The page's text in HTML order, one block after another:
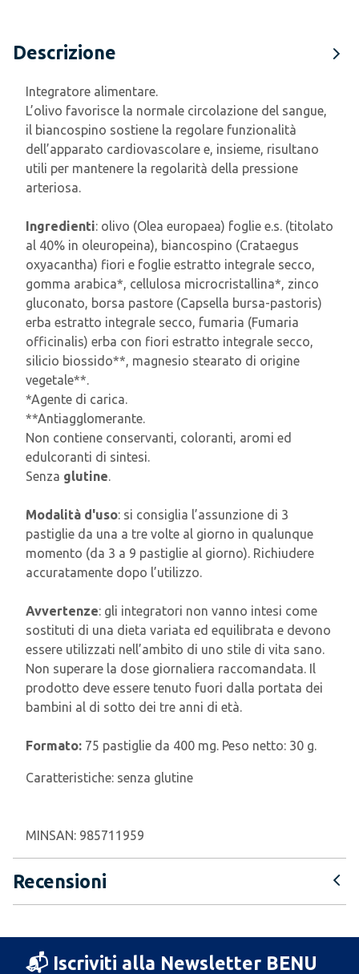
Descrizione
Integratore alimentare.
L’olivo favorisce la normale circolazione del sangue,
il biancospino sostiene la regolare funzionalità
dell’apparato cardiovascolare e, insieme, risultano
utili per mantenere la regolarità della pressione
arteriosa.
Ingredienti: olivo (Olea europaea) foglie e.s. (titolato
al 40% in oleuropeina), biancospino (Crataegus
oxyacantha) fiori e foglie estratto integrale secco,
gomma arabica*, cellulosa microcristallina*, zinco
gluconato, borsa pastore (Capsella bursa-pastoris)
erba estratto integrale secco, fumaria (Fumaria
officinalis) erba con fiori estratto integrale secco,
silicio biossido**, magnesio stearato di origine
vegetale**.
*Agente di carica.
**Antiagglomerante.
Non contiene conservanti, coloranti, aromi ed
edulcoranti di sintesi.
Senza glutine.
Modalità d'uso: si consiglia l’assunzione di 3
pastiglie da una a tre volte al giorno in qualunque
momento (da 3 a 9 pastiglie al giorno). Richiudere
accuratamente dopo l’utilizzo.
Avvertenze: gli integratori non vanno intesi come
sostituti di una dieta variata ed equilibrata e devono
essere utilizzati nell’ambito di uno stile di vita sano.
Non superare la dose giornaliera raccomandata. Il
prodotto deve essere tenuto fuori dalla portata dei
bambini al di sotto dei tre anni di età.
Formato: 75 pastiglie da 400 mg. Peso netto: 30 g.
Caratteristiche: senza glutine
MINSAN: 985711959
Recensioni
📬 Iscriviti alla Newsletter BENU